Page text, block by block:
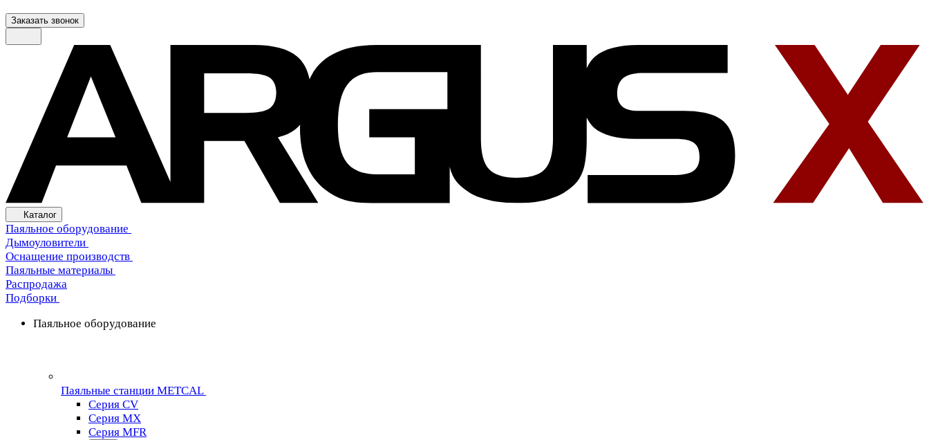
Заказать звонок
Каталог
Паяльное оборудование
Дымоуловители
Оснащение производств
Паяльные материалы
Распродажа
Подборки
Паяльное оборудование
Паяльные станции METCAL
Серия CV
Серия MX
Серия MFR